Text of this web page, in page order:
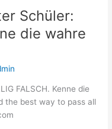
Schüler:
die wahre
FALSCH. Kenne die
the best way to pass all